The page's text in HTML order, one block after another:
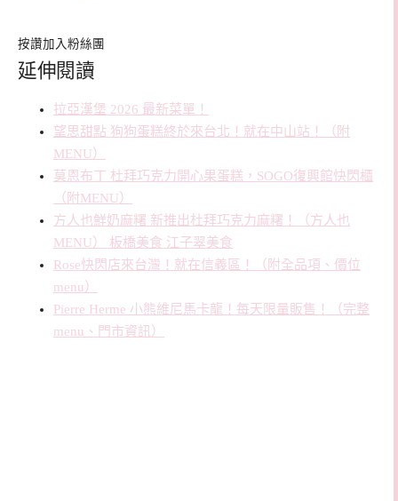
按讚加入粉絲團
延伸閱讀
拉亞漢堡 2026 最新菜單！
望思甜點 狗狗蛋糕終於來台北！就在中山站！（附
MENU）
莫恩布丁 杜拜巧克力開心果蛋糕，SOGO復興館快閃櫃
（附MENU）
方人也鮮奶麻糬 新推出杜拜巧克力麻糬！（方人也
MENU） 板橋美食 江子翠美食
Rose快閃店來台灣！就在信義區！（附全品項、價位
menu）
Pierre Herme 小熊維尼馬卡龍！每天限量販售！（完整
menu、門市資訊）